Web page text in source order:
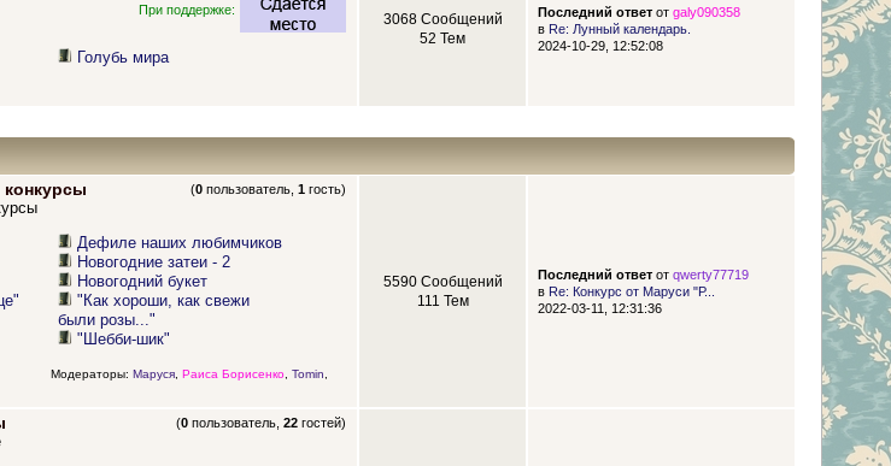
При поддержке:
Голубь мира
3068 Сообщений
52 Тем
Последний ответот galy090358
в Re: Лунный календарь.
2024-10-29, 12:52:08
(0 пользователь,1 гость)
Дефиле наших любимчиков
Новогодние затеи - 2
Новогодний букет
"Как хороши, как свежи
были розы..."
"Шебби-шик"
Модераторы: Маруся, Раиса Борисенко, Tomin
5590 Сообщений
111 Тем
Последний ответот qwerty77719
в Re: Конкурс от Маруси "Р...
2022-03-11, 12:31:36
(0 пользователь,22 гостей)